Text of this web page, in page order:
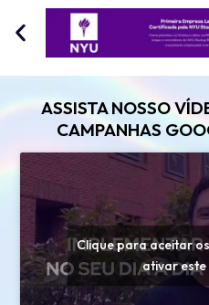
ASSISTA NOSSO
CAMPANHAS
Clique para aceitar
ativar